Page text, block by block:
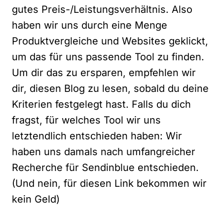
gutes Preis-/Leistungsverhältnis. Also
haben wir uns durch eine Menge
Produktvergleiche und Websites geklickt,
um das für uns passende Tool zu finden.
Um dir das zu ersparen, empfehlen wir
dir, diesen Blog zu lesen, sobald du deine
Kriterien festgelegt hast. Falls du dich
fragst, für welches Tool wir uns
letztendlich entschieden haben: Wir
haben uns damals nach umfangreicher
Recherche für Sendinblue entschieden.
(Und nein, für diesen Link bekommen wir
kein Geld)